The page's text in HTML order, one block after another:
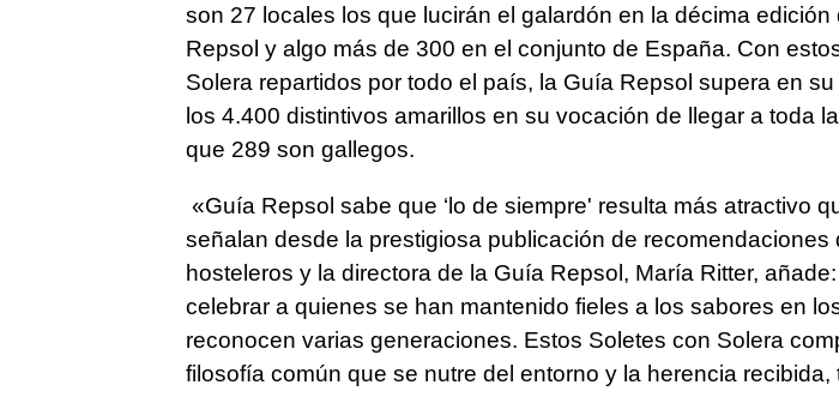
son 27 locales los que lucirán el galardón en la décima edición
Repsol y algo más de 300 en el conjunto de España. Con
Solera repartidos por todo el país, la Guía Repsol supera en
los 4.400 distintivos amarillos en su vocación de llegar a toda
que 289 son gallegos.
«Guía Repsol sabe que ‘lo de siempre' resulta más atractivo
señalan desde la prestigiosa publicación de recomendaciones
hosteleros y la directora de la Guía Repsol, María Ritter,
celebrar a quienes se han mantenido fieles a los sabores en
reconocen varias generaciones. Estos Soletes con Solera
filosofía común que se nutre del entorno y la herencia recibida,